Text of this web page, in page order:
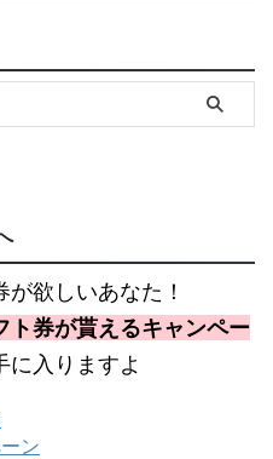
欲しいあなた！
ト券が貰えるキャンペー
に入りますよ
ン